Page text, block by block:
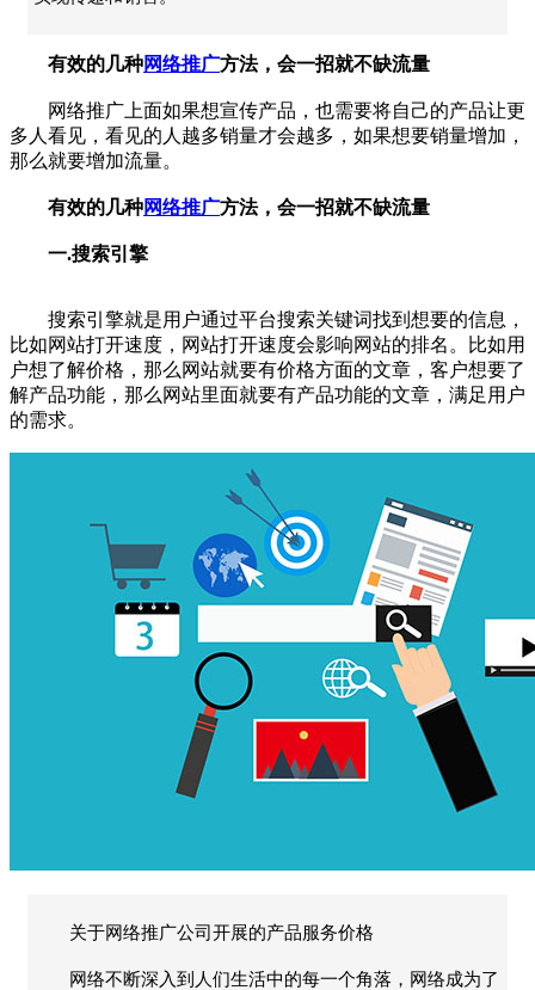
有效的几种网络推广方法，会一招就不缺流量
网络推广 上面如果想宣传产品，也需要将自己的产品让更
多人看见，看见的人越多销量才会越多，如果想要销量增加，
那么就要增加流量。
有效的几种网络推广方法，会一招就不缺流量
一.搜索引擎
搜索引擎就是用户通过平台搜索关键词找到想要的信息，
比如网站打开速度，网站打开速度会影响网站的排名。比如用
户想了解价格，那么网站就要有价格方面的文章，客户想要了
解产品功能，那么网站里面就要有产品功能的文章，满足用户
的需求。
关于网络推广公司开展的产品服务价格
网络不断深入到人们生活中的每一个角落，网络成为了